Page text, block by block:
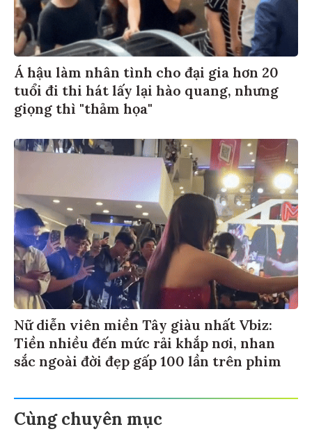
Á hậu làm nhân tình cho đại gia hơn 20
tuổi đi thi hát lấy lại hào quang, nhưng
giọng thì "thảm họa"
Nữ diễn viên miền Tây giàu nhất Vbiz:
Tiền nhiều đến mức rải khắp nơi, nhan
sắc ngoài đời đẹp gấp 100 lần trên phim
Cùng chuyên mục